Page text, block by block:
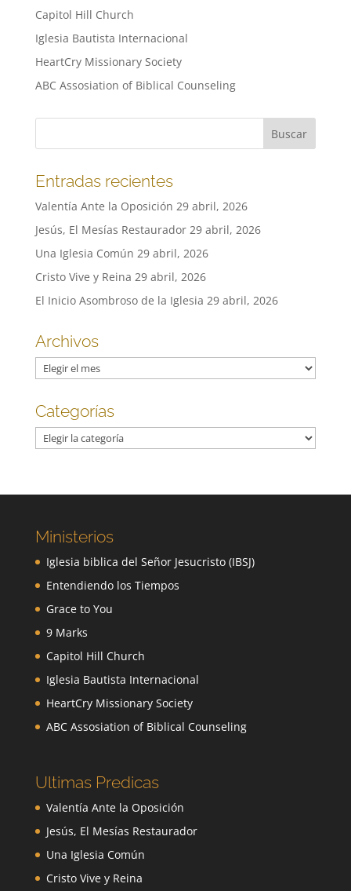
Capitol Hill Church
Iglesia Bautista Internacional
HeartCry Missionary Society
ABC Assosiation of Biblical Counseling
Entradas recientes
Valentía Ante la Oposición 29 abril, 2026
Jesús, El Mesías Restaurador 29 abril, 2026
Una Iglesia Común 29 abril, 2026
Cristo Vive y Reina 29 abril, 2026
El Inicio Asombroso de la Iglesia 29 abril, 2026
Archivos
Archivos
Categorías
Categorías
Ministerios
Iglesia biblica del Señor Jesucristo (IBSJ)
Entendiendo los Tiempos
Grace to You
9 Marks
Capitol Hill Church
Iglesia Bautista Internacional
HeartCry Missionary Society
ABC Assosiation of Biblical Counseling
Ultimas Predicas
Valentía Ante la Oposición
Jesús, El Mesías Restaurador
Una Iglesia Común
Cristo Vive y Reina